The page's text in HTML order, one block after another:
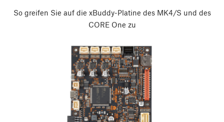
So greifen Sie auf die xBuddy-Platine des MK4/S und des
CORE One zu